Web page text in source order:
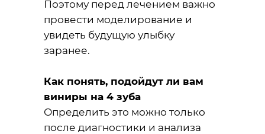
Поэтому перед лечением важно
провести моделирование и
увидеть будущую улыбку
заранее.
Как понять, подойдут ли вам
виниры на 4 зуба
Определить это можно только
после диагностики и анализа